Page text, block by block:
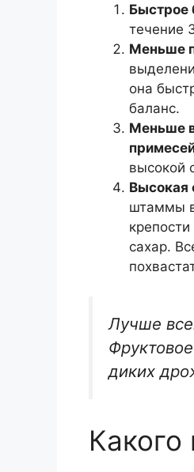
Быстрое
течение
Меньше
она
баланс.
Меньше
высокой
Высокая
штаммы
сахар.
Лучше
диких